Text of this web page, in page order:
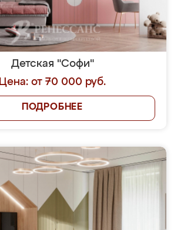
Детская "Софи"
Цена: от 70 000 руб.
ПОДРОБНЕЕ